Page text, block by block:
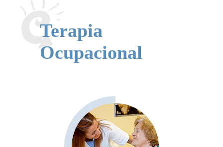
Terapia
Ocupacional